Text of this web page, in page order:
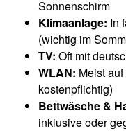
Sonnenschirm
Klimaanlage: In
(wichtig im
TV: Oft mit
WLAN: Meist
kostenpflichtig)
Bettwäsche &
inklusive oder